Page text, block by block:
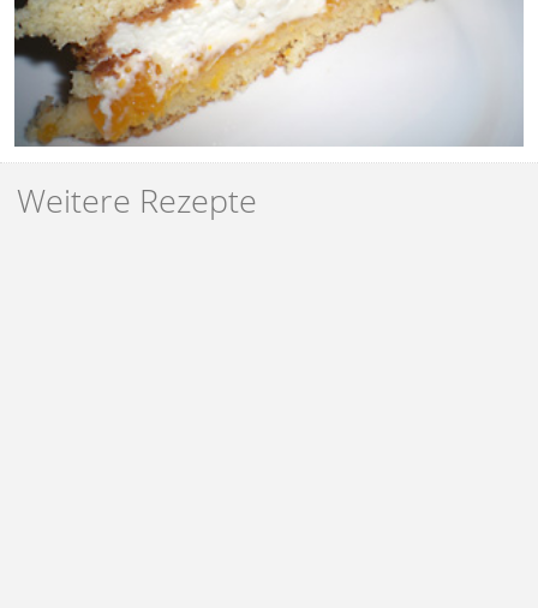
Weitere Rezepte